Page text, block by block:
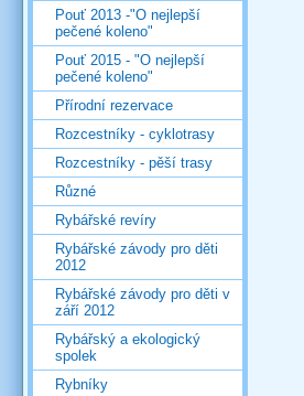
Pouť 2013 -"O nejlepší
pečené koleno"
Pouť 2015 - "O nejlepší
pečené koleno"
Přírodní rezervace
Rozcestníky - cyklotrasy
Rozcestníky - pěší trasy
Různé
Rybářské revíry
Rybářské závody pro děti
2012
Rybářské závody pro děti v
září 2012
Rybářský a ekologický
spolek
Rybníky